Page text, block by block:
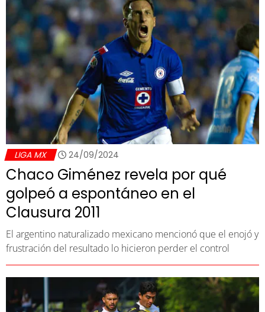
LIGA MX 24/09/2024
Chaco Giménez revela por qué
golpeó a espontáneo en el
Clausura 2011
El argentino naturalizado mexicano mencionó que el enojó y
frustración del resultado lo hicieron perder el control